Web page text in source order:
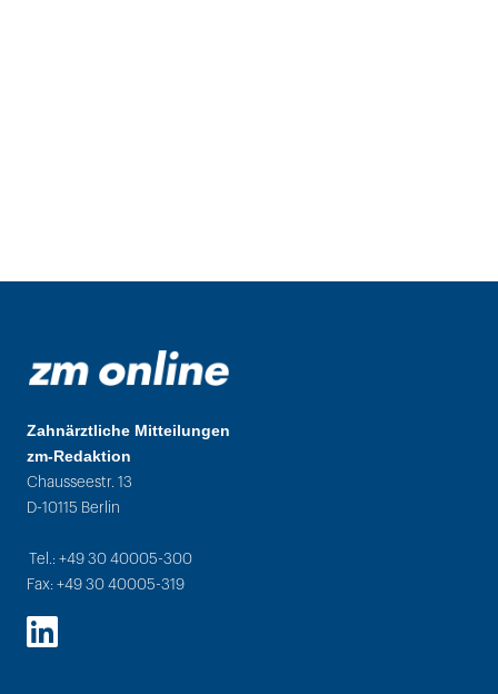
Zahnärztliche Mitteilungen
zm-Redaktion
Chausseestr. 13
D-10115 Berlin
Tel.: +49 30 40005-300
Fax: +49 30 40005-319
LinkedIn